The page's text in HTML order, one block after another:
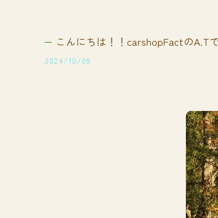
こんにちは！！carshopFactのA.T
2024/10/09